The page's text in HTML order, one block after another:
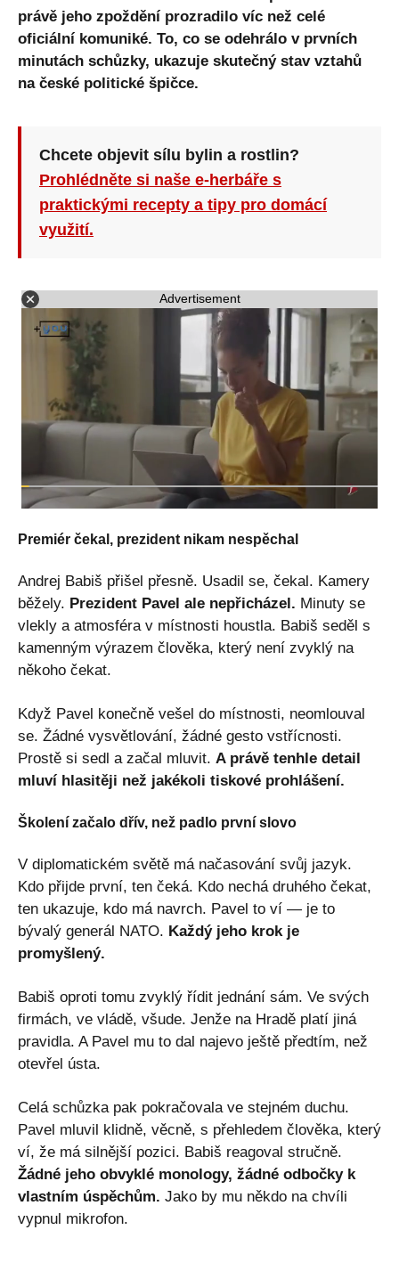
právě jeho zpoždění prozradilo víc než celé
oficiální komuniké. To, co se odehrálo v prvních
minutách schůzky, ukazuje skutečný stav vztahů
na české politické špičce.
Chcete objevit sílu bylin a rostlin?
Prohlédněte si naše e-herbáře s
praktickými recepty a tipy pro domácí
využití.
Advertisement
Premiér čekal, prezident nikam nespěchal
Andrej Babiš přišel přesně. Usadil se, čekal. Kamery
běžely. Prezident Pavel ale nepřicházel. Minuty se
vlekly a atmosféra v místnosti houstla. Babiš seděl s
kamenným výrazem člověka, který není zvyklý na
někoho čekat.
Když Pavel konečně vešel do místnosti, neomlouval
se. Žádné vysvětlování, žádné gesto vstřícnosti.
Prostě si sedl a začal mluvit. A právě tenhle detail
mluví hlasitěji než jakékoli tiskové prohlášení.
Školení začalo dřív, než padlo první slovo
V diplomatickém světě má načasování svůj jazyk.
Kdo přijde první, ten čeká. Kdo nechá druhého čekat,
ten ukazuje, kdo má navrch. Pavel to ví — je to
bývalý generál NATO. Každý jeho krok je
promyšlený.
Babiš oproti tomu zvyklý řídit jednání sám. Ve svých
firmách, ve vládě, všude. Jenže na Hradě platí jiná
pravidla. A Pavel mu to dal najevo ještě předtím, než
otevřel ústa.
Celá schůzka pak pokračovala ve stejném duchu.
Pavel mluvil klidně, věcně, s přehledem člověka, který
ví, že má silnější pozici. Babiš reagoval stručně.
Žádné jeho obvyklé monology, žádné odbočky k
vlastním úspěchům. Jako by mu někdo na chvíli
vypnul mikrofon.